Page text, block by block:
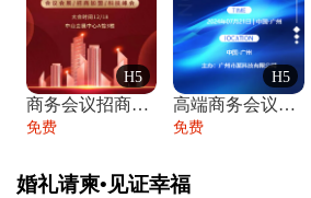
H5
商务会议招商展会科技峰会邀请函年会邀请
免费
H5
高端商务会议招商加盟展会峰会论坛邀请函
免费
婚礼请柬•见证幸福